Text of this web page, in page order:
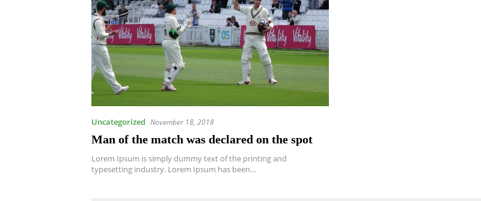
Uncategorized November 18, 2018
Man of the match was declared on the spot
Lorem Ipsum is simply dummy text of the printing and
typesetting industry. Lorem Ipsum has been…